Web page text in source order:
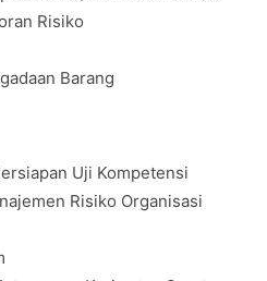
Risiko
Barang
Uji Kompetensi
Risiko Organisasi